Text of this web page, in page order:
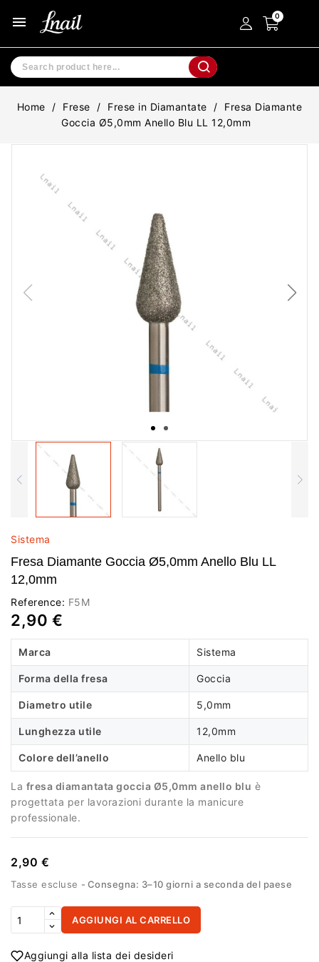
menu
Home Frese Frese in Diamantate
Fresa Diamante
Goccia Ø5,0mm Anello Blu LL 12,0mm
Sistema
Fresa Diamante Goccia Ø5,0mm Anello Blu LL
12,0mm
Reference: F5M
2,90 €
Marca Sistema
Forma della fresa Goccia
Diametro utile 5,0mm
Lunghezza utile 12,0mm
Colore dell’anello Anello blu
La fresa diamantata goccia Ø5,0mm anello blu è
progettata per lavorazioni durante la manicure
professionale.
2,90 €
Tasse escluse Consegna: 3–10 giorni a seconda del paese
AGGIUNGI AL CARRELLO
Aggiungi alla lista dei desideri